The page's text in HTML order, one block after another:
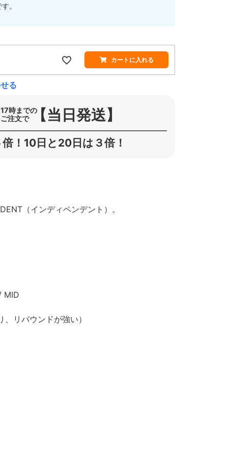
。
カートに入れる
る
17時までの
ご注文で 【当日発送】
！10日と20日は３倍！
（インディペンデント）。
MID
リバウンドが強い）